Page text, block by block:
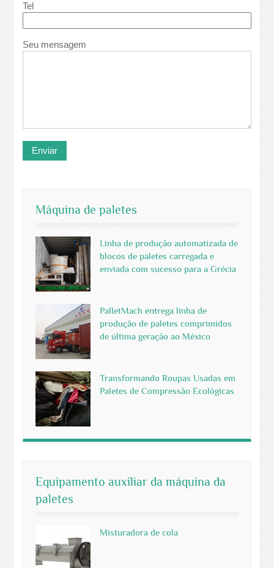
Tel
Seu mensagem
Máquina de paletes
Linha de produção automatizada de
blocos de paletes carregada e
enviada com sucesso para a Grécia
PalletMach entrega linha de
produção de paletes comprimidos
de última geração ao México
Transformando Roupas Usadas em
Paletes de Compressão Ecológicas
Equipamento auxiliar da máquina da
paletes
Misturadora de cola